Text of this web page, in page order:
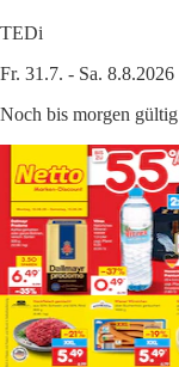
TEDi
Fr. 31.7. - Sa. 8.8.2026
Noch bis morgen gültig